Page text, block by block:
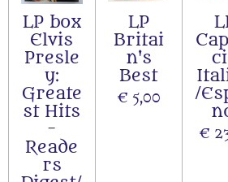
LP box
Elvis
Presle
y:
Greate
st Hits
-
Reade
rs
LP
Britai
n's
Best
€ 5,00
/
€